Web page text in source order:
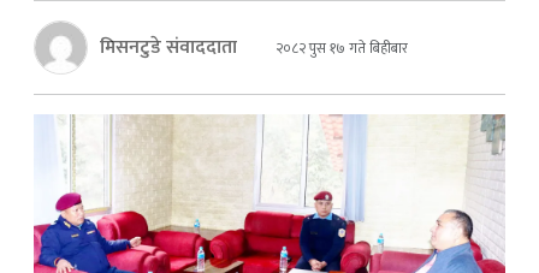
मिसनटुडे संवाददाता २०८२ पुस १७ गते बिहीबार